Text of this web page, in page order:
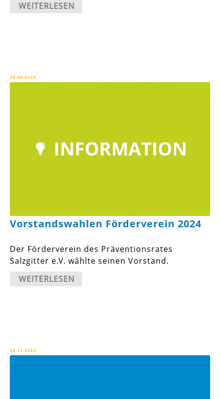
WEITERLESEN
29.04.2024
Vorstandswahlen Förderverein 2024
Der Förderverein des Präventionsrates
Salzgitter e.V. wählte seinen Vorstand.
WEITERLESEN
28.12.2023